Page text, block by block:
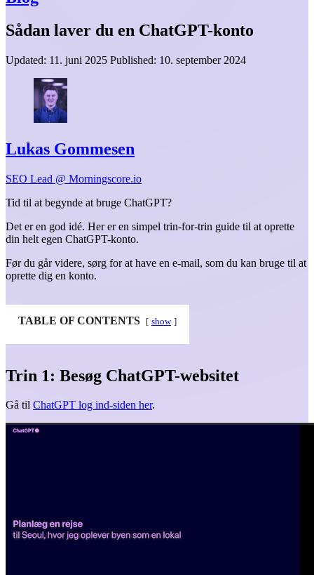
Sådan laver du en ChatGPT-konto
Updated: 11. juni 2025 Published: 10. september 2024
Lukas Gommesen
SEO Lead @ Morningscore.io
Tid til at begynde at bruge ChatGPT?
Det er en god idé. Her er en simpel trin-for-trin guide til at oprette
din helt egen ChatGPT-konto.
Før du går videre, sørg for at have en e-mail, som du kan bruge til at
oprette dig en konto.
TABLE OF CONTENTS show
Trin 1: Besøg ChatGPT-websitet
Gå til ChatGPT log ind-siden her.